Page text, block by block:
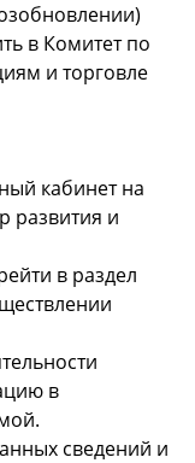
в Комитет по
и торговле
кабинет на
развития и
в раздел
в
сведений и